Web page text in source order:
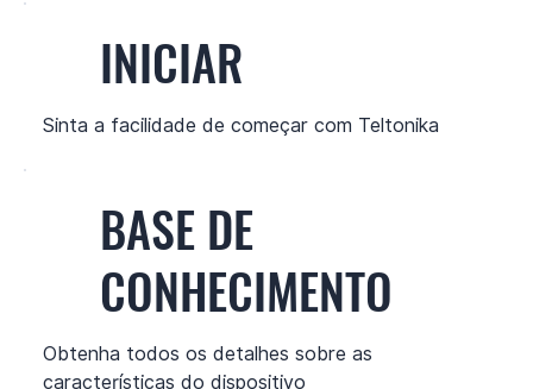
INICIAR
Sinta a facilidade de começar com Teltonika
BASE DE
CONHECIMENTO
Obtenha todos os detalhes sobre as
características do dispositivo